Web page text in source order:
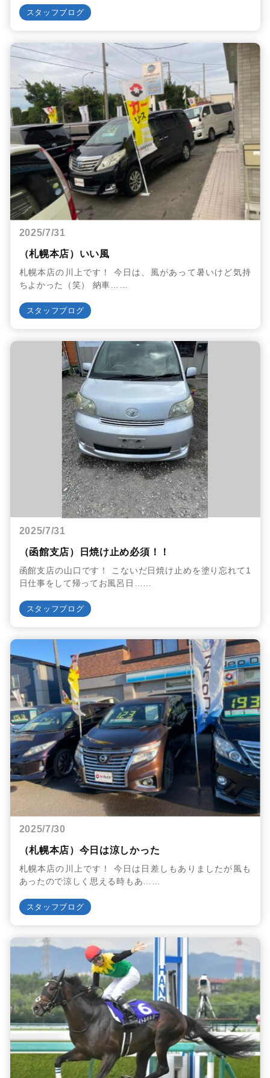
スタッフブログ
2025/7/31
（札幌本店）いい風
札幌本店の川上です！ 今日は、風があって暑いけど気持
ちよかった（笑） 納車……
スタッフブログ
2025/7/31
（函館支店）日焼け止め必須！！
函館支店の山口です！ こないだ日焼け止めを塗り忘れて1
日仕事をして帰ってお風呂日……
スタッフブログ
2025/7/30
（札幌本店）今日は涼しかった
札幌本店の川上です！ 今日は日差しもありましたが風も
あったので涼しく思える時もあ……
スタッフブログ